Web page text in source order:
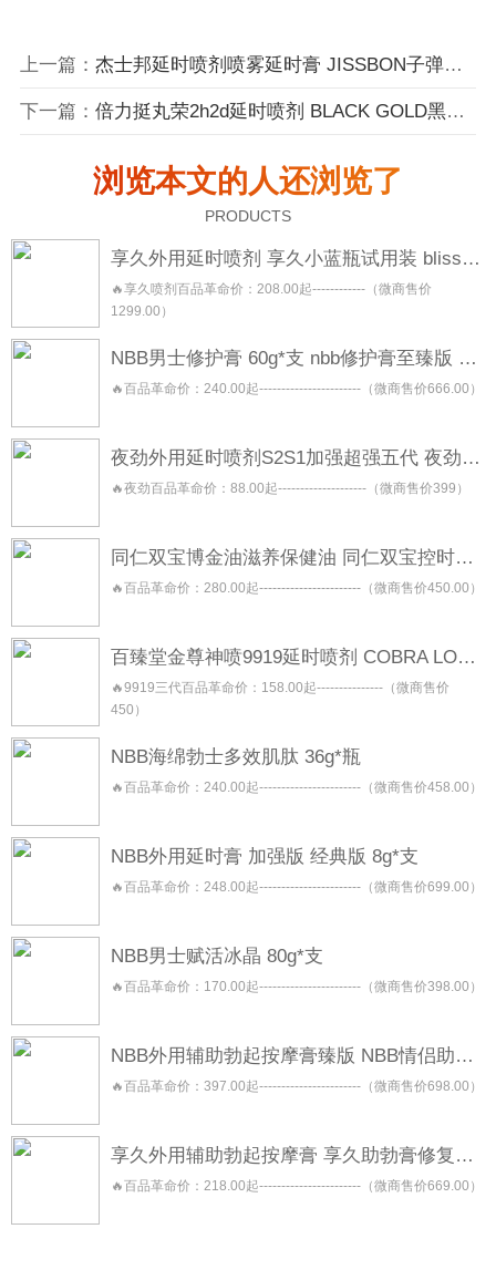
上一篇： 杰士邦延时喷剂喷雾延时膏 JISSBON子弹风暴黑金版黄金版一代
下一篇： 倍力挺丸荣2h2d延时喷剂 BLACK GOLD黑金版金尊版
浏览本文的人还浏览了
PRODUCTS
享久外用延时喷剂 享久小蓝瓶试用装 blisswater 享久五代三代加强三代二代加强二代一代
🔥享久喷剂百品革命价：208.00起------------（微商售价
1299.00）
NBB男士修护膏 60g*支 nbb修护膏至臻版 金盖版
🔥百品革命价：240.00起-----------------------（微商售价666.00）
夜劲外用延时喷剂S2S1加强超强五代 夜劲喷雾 night king
🔥夜劲百品革命价：88.00起--------------------（微商售价399）
同仁双宝博金油滋养保健油 同仁双宝控时保健喷剂 同仁双宝修复按摩保健膏 同仁双宝焕能保健凝露
🔥百品革命价：280.00起-----------------------（微商售价450.00）
百臻堂金尊神喷9919延时喷剂 COBRA LONGLAST 三代二代青春版
🔥9919三代百品革命价：158.00起---------------（微商售价
450）
NBB海绵勃士多效肌肽 36g*瓶
🔥百品革命价：240.00起-----------------------（微商售价458.00）
NBB外用延时膏 加强版 经典版 8g*支
🔥百品革命价：248.00起-----------------------（微商售价699.00）
NBB男士赋活冰晶 80g*支
🔥百品革命价：170.00起-----------------------（微商售价398.00）
NBB外用辅助勃起按摩膏臻版 NBB情侣助勃按摩膏 NBB助勃膏
🔥百品革命价：397.00起-----------------------（微商售价698.00）
享久外用辅助勃起按摩膏 享久助勃膏修复型 享久助勃膏养护型
🔥百品革命价：218.00起-----------------------（微商售价669.00）